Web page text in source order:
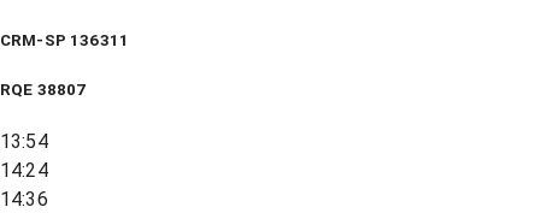
CRM-SP 136311
RQE 38807
13:54
14:24
14:36